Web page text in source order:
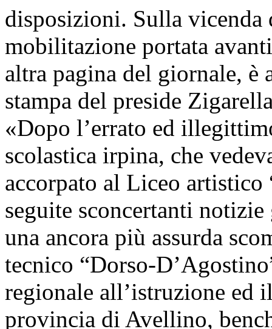
disposizioni. Sulla vicenda
mobilitazione portata
altra pagina del giornale, è
stampa del preside
«Dopo l’errato ed
scolastica irpina, che
accorpato al Liceo artistico
seguite sconcertanti
una ancora più assurda
tecnico “Dorso-
regionale all’istruzione ed
provincia di Avellino,